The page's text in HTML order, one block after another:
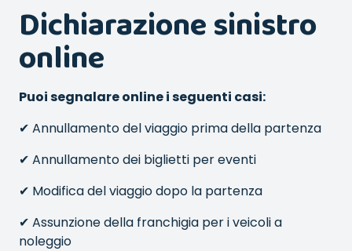
Dichiarazione sinistro
online
Puoi segnalare online i seguenti casi:
✔ Annullamento del viaggio prima della partenza
✔ Annullamento dei biglietti per eventi
✔ Modifica del viaggio dopo la partenza
✔ Assunzione della franchigia per i veicoli a
noleggio